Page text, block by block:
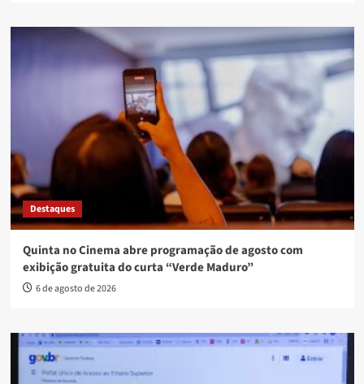
Destaques
Quinta no Cinema abre programação de agosto com
exibição gratuita do curta “Verde Maduro”
6 de agosto de 2026